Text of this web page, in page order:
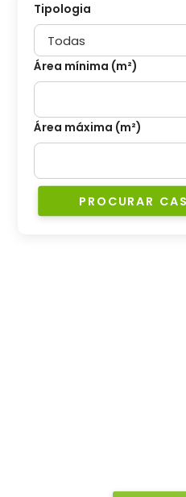
Tipologia
Área mínima (m²)
Área máxima (m²)
PROCURAR